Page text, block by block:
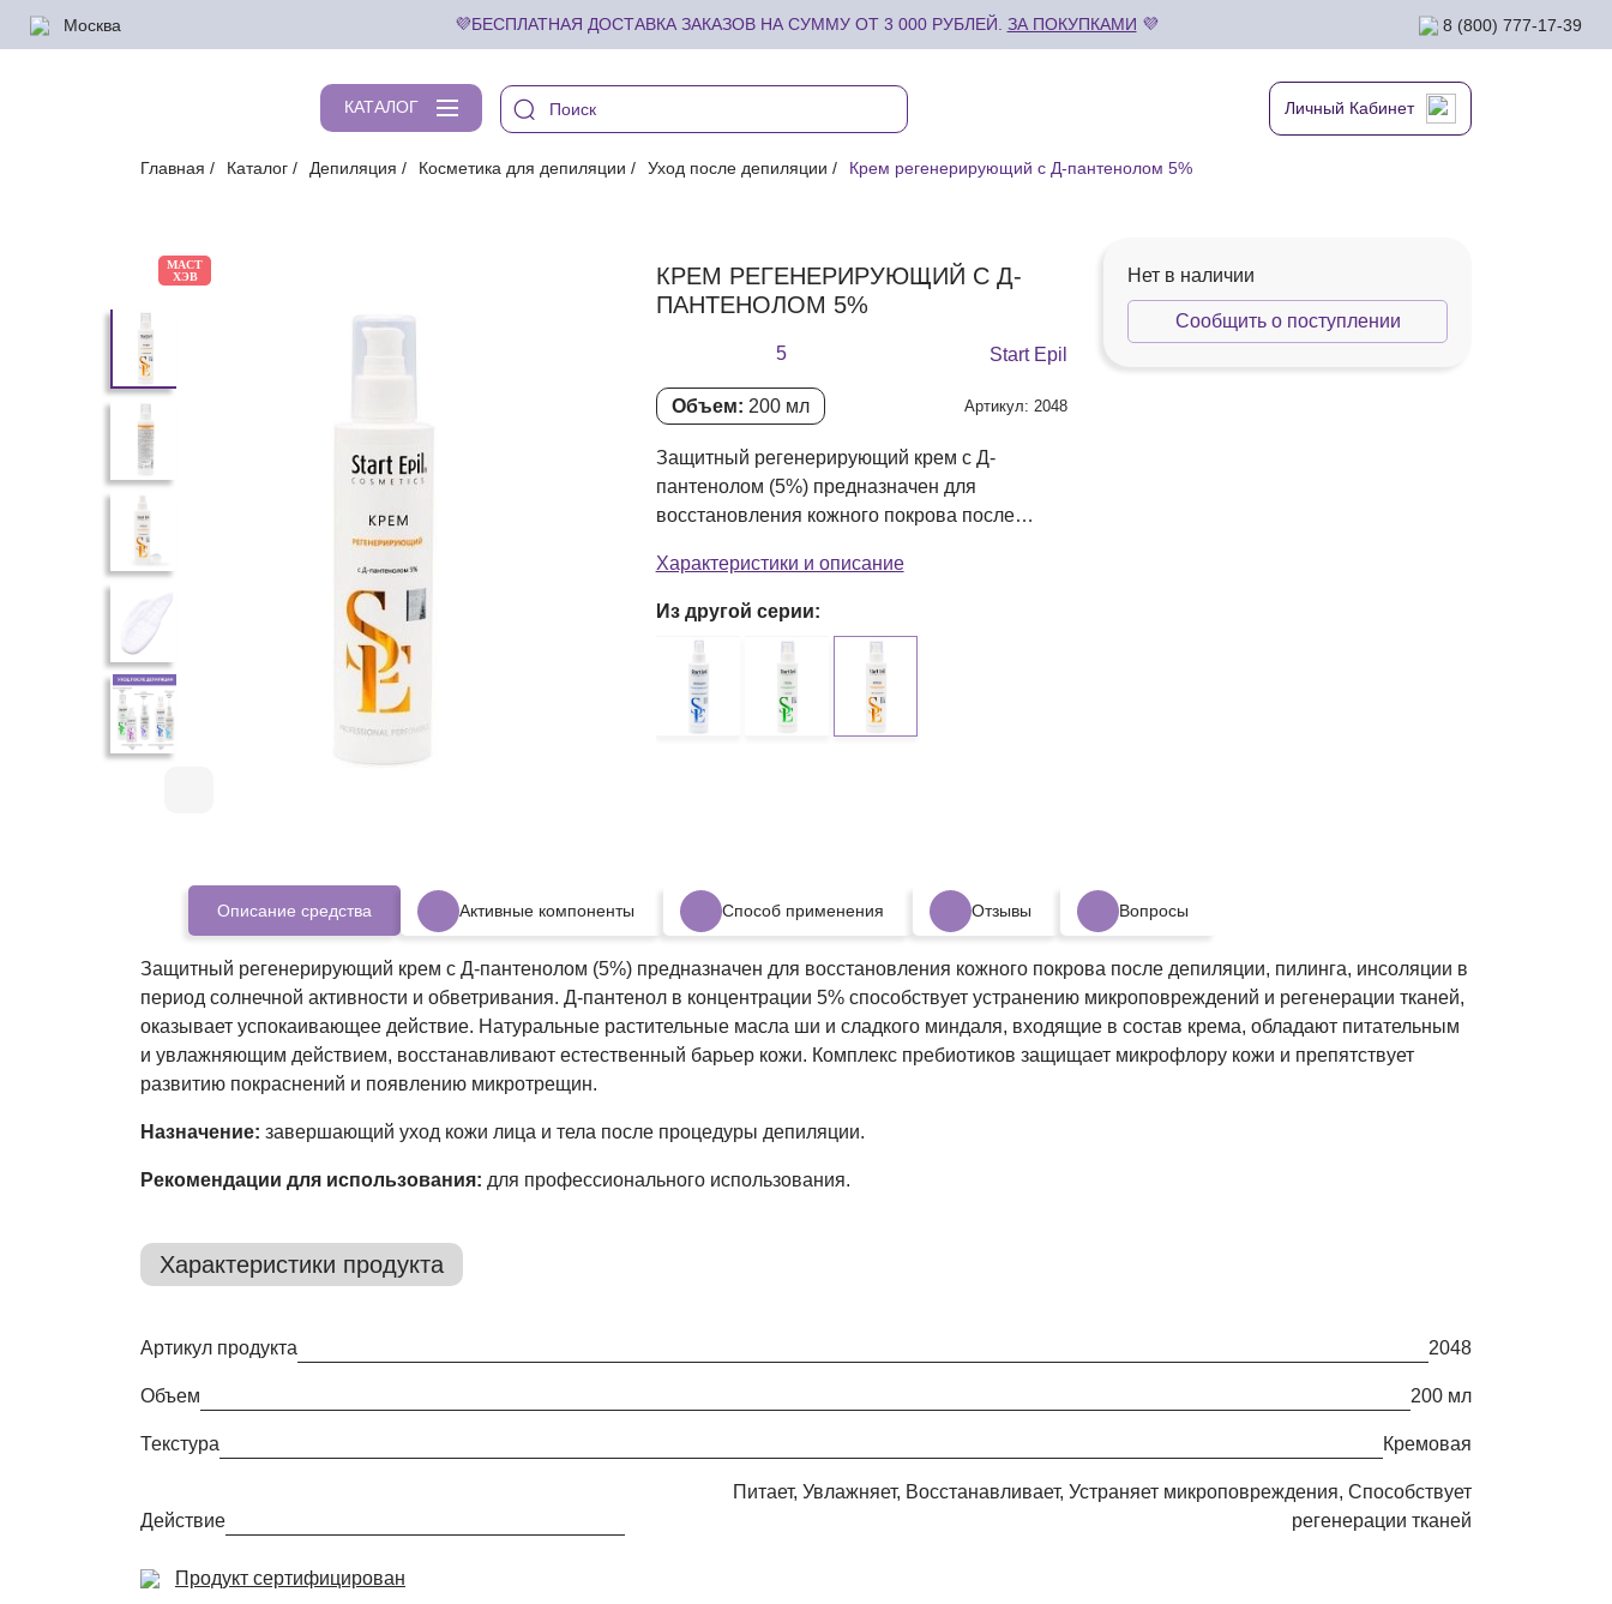
💜БЕСПЛАТНАЯ ДОСТАВКА ЗАКАЗОВ НА СУММУ ОТ 3 000 РУБЛЕЙ. ЗА ПОКУПКАМИ 💜
Москва 8 (800) 777-17-39
КАТАЛОГ Личный Кабинет
Главная Каталог Депиляция Косметика для депиляции Уход после депиляции Крем регенерирующий с Д-пантенолом 5%
МАСТ
ХЭВ
КРЕМ РЕГЕНЕРИРУЮЩИЙ С Д-
ПАНТЕНОЛОМ 5%
5 Start Epil
Объем: 200 мл Артикул: 2048
Защитный регенерирующий крем с Д-
пантенолом (5%) предназначен для
восстановления кожного покрова после
Характеристики и описание
Из другой серии:
Нет в наличии
Сообщить о поступлении
Описание средства Активные компоненты Способ применения Отзывы Вопросы
Защитный регенерирующий крем с Д-пантенолом (5%) предназначен для восстановления кожного покрова после депиляции, пилинга, инсоляции в
период солнечной активности и обветривания. Д-пантенол в концентрации 5% способствует устранению микроповреждений и регенерации тканей,
оказывает успокаивающее действие. Натуральные растительные масла ши и сладкого миндаля, входящие в состав крема, обладают питательным
и увлажняющим действием, восстанавливают естественный барьер кожи. Комплекс пребиотиков защищает микрофлору кожи и препятствует
развитию покраснений и появлению микротрещин.
Назначение: завершающий уход кожи лица и тела после процедуры депиляции.
Рекомендации для использования: для профессионального использования.
Характеристики продукта
Артикул продукта 2048
Объем 200 мл
Текстура кремовая
Действие
Питает, Увлажняет, Восстанавливает, Устраняет микроповреждения, Способствует
регенерации тканей
Продукт сертифицирован